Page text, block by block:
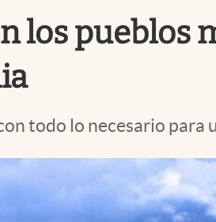
los pueblos
todo lo necesario para